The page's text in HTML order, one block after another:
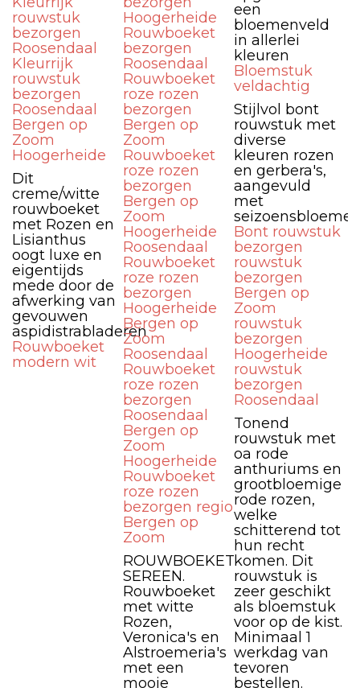
rouwstuk
bezorgen
Roosendaal
Kleurrijk
rouwstuk
bezorgen
Roosendaal
Bergen op
Zoom
Hoogerheide
Dit
creme/witte
rouwboeket
met Rozen en
Lisianthus
oogt luxe en
eigentijds
mede door de
afwerking van
gevouwen
aspidistrabladeren
Rouwboeket
modern wit
Hoogerheide
Rouwboeket
bezorgen
Roosendaal
Rouwboeket
roze rozen
bezorgen
Bergen op
Zoom
Rouwboeket
roze rozen
bezorgen
Bergen op
Zoom
Hoogerheide
Roosendaal
Rouwboeket
roze rozen
bezorgen
Hoogerheide
Bergen op
Zoom
Roosendaal
Rouwboeket
roze rozen
bezorgen
Roosendaal
Bergen op
Zoom
Hoogerheide
Rouwboeket
roze rozen
bezorgen regio
Bergen op
Zoom
ROUWBOEKET
SEREEN.
Rouwboeket
met witte
Rozen,
Veronica's en
Alstroemeria's
met een
mooie
een
bloemenveld
in allerlei
kleuren
Bloemstuk
veldachtig
Stijlvol bont
rouwstuk met
diverse
kleuren rozen
en gerbera's,
aangevuld
met
Bont rouwstuk
bezorgen
rouwstuk
bezorgen
Bergen op
Zoom
rouwstuk
bezorgen
Hoogerheide
rouwstuk
bezorgen
Roosendaal
Tonend
rouwstuk met
oa rode
anthuriums en
grootbloemige
rode rozen,
welke
schitterend tot
hun recht
komen. Dit
rouwstuk is
zeer geschikt
als bloemstuk
voor op de kist.
Minimaal 1
werkdag van
tevoren
bestellen.